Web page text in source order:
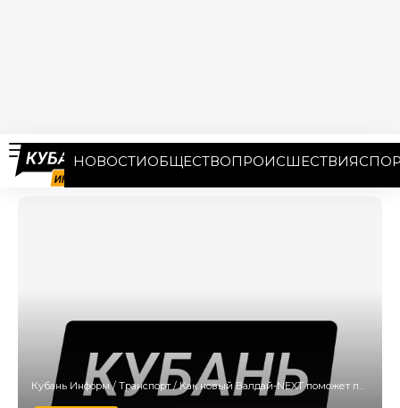
НОВОСТИОБЩЕСТВОПРОИСШЕСТВИЯ
Кубань Информ/ Транспорт/Как новый Валдай-NEXT поможет предпринимателям